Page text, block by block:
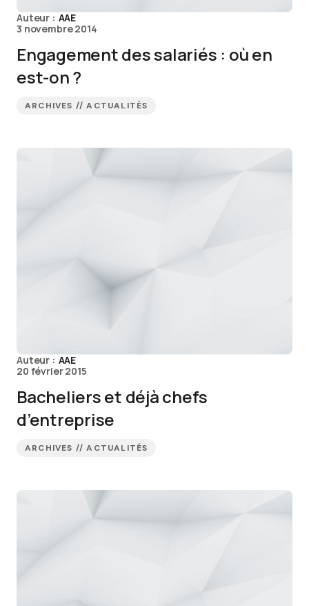
Auteur : AAE
3 novembre 2014
Engagement des salariés : où en
est-on ?
ARCHIVES // ACTUALITÉS
Auteur : AAE
20 février 2015
Bacheliers et déjà chefs
d’entreprise
ARCHIVES // ACTUALITÉS